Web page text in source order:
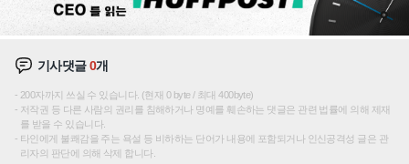
기사댓글0개
200자까지 쓰실 수 있습니다. (현재 0 byte / 최대 400byte)
저작권 등 다른 사람의 권리를 침해하거나 명예를 훼손하는 댓글은 관련 법률에 의해 제재
를 받을 수 있습니다.
타인에게 불쾌감을 주는 욕설 등 비하하는 단어가 내용에 포함되거나 인신공격성 글은 관
리자의 판단에 의해 삭제 합니다.